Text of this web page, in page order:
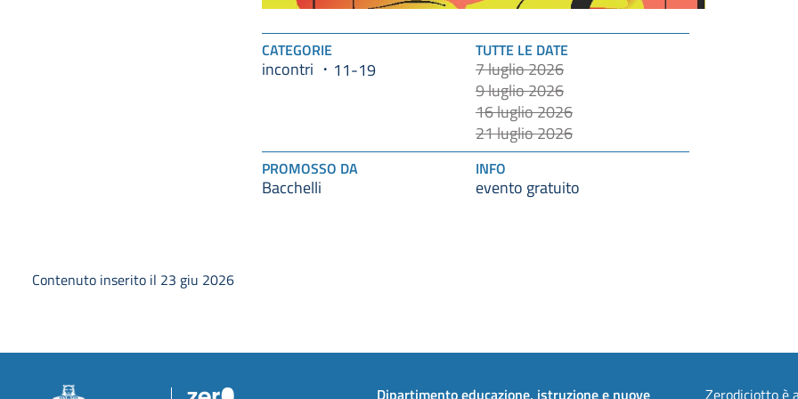
CATEGORIE
incontri 11-19
TUTTE LE DATE
7 luglio 2026
9 luglio 2026
16 luglio 2026
21 luglio 2026
PROMOSSO DA
Bacchelli
INFO
evento gratuito
Contenuto inserito il 23 giu 2026
Dipartimento educazione, istruzione e nuove Zerodiciotto è